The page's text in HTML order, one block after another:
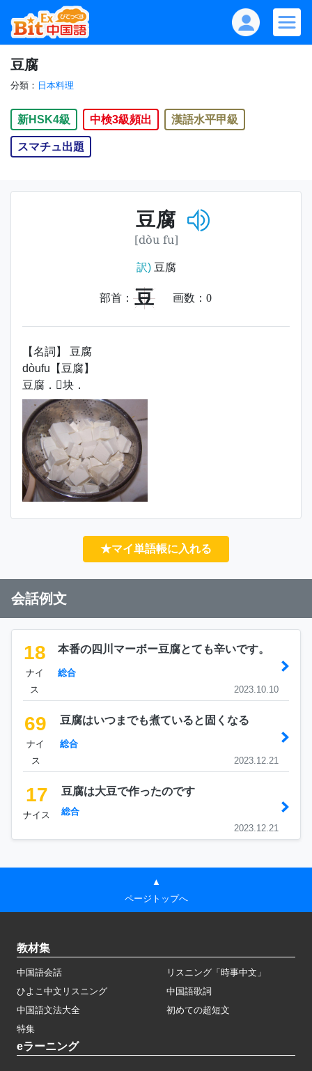
豆腐
分類： 日本料理
新HSK4級 中検3級頻出 漢語水平甲級
スマチュ出題
豆腐
[dòu fu]
訳)豆腐
部首： 豆 画数： 0
【名詞】 豆腐
dòufu【豆腐】
豆腐．块．
★マイ単語帳に入れる
会話例文
18
ナイ
ス
本番の四川マーボー豆腐とても辛いです。
総合
2023.10.10
69
ナイ
ス
豆腐はいつまでも煮ていると固くなる
総合
2023.12.21
17
ナイス
豆腐は大豆で作ったのです
総合
2023.12.21
▲
ページトップへ
教材集
中国語会話
リスニング「時事中文」
ひよこ中文リスニング
中国語歌詞
中国語文法大全
初めての超短文
特集
eラーニング